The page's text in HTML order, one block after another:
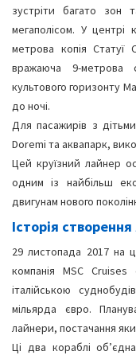
зустріти багато зон
мегаполісом. У центрі
метрова копія Статуї
вражаюча 9-метрова
культового горизонту
до ночі.
Для пасажирів з
Doremi та аквапарк,
Цей круїзний лайнер
одним із найбільш
двигунам нового
Історія
29 листопада 2017 на
компанія MSC
італійською
мільярда євро.
лайнери, постачання
Ці два кораблі